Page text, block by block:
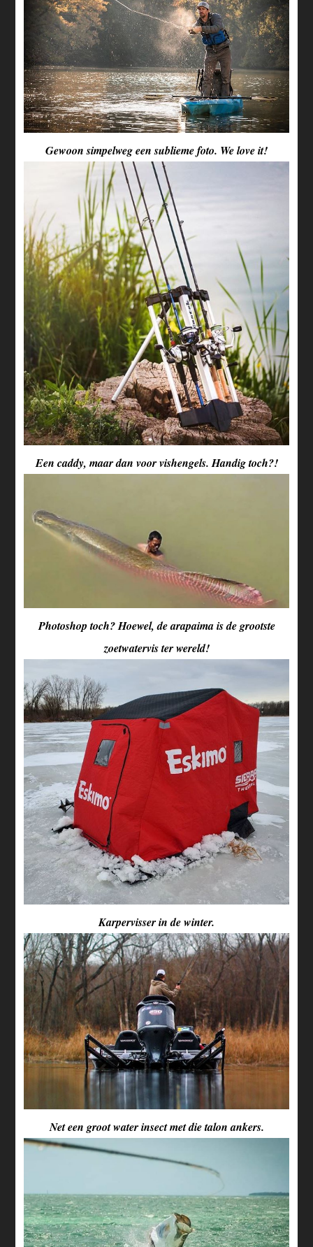
Gewoon simpelweg een sublieme foto. We love it!
Een caddy, maar dan voor vishengels. Handig toch?!
Photoshop toch? Hoewel, de arapaima is de grootste
zoetwatervis ter wereld!
Karpervisser in de winter.
Net een groot water insect met die talon ankers.